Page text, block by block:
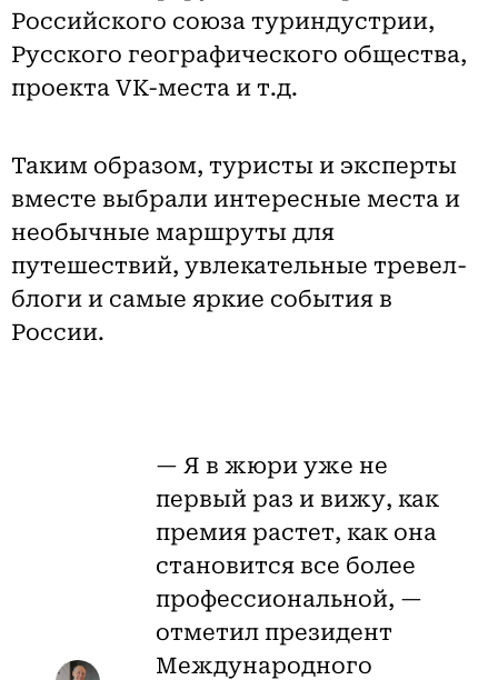
Российского союза туриндустрии,
Русского географического общества,
проекта VK-места и т.д.
Таким образом, туристы и эксперты
вместе выбрали интересные места и
необычные маршруты для
путешествий, увлекательные тревел-
блоги и самые яркие события в
России.
— Я в жюри уже не
первый раз и вижу, как
премия растет, как она
становится все более
профессиональной, —
отметил президент
Международного